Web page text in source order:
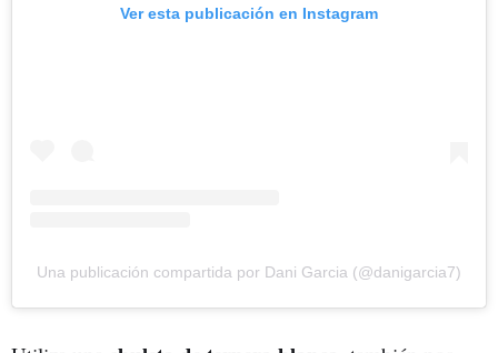
Ver esta publicación en Instagram
Una publicación compartida por Dani Garcia (@danigarcia7)